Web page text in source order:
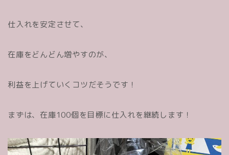
仕入れを安定させて、
在庫をどんどん増やすのが、
利益を上げていくコツだそうです！
まずは、在庫100個を目標に仕入れを継続します！